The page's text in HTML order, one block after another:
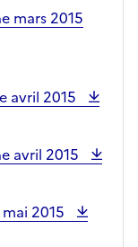
mars 2015
avril 2015
avril 2015
2015